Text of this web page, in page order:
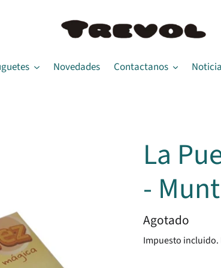
Novedades Contactanos
La
-
Precio
habitual
Agotado
Impuesto incluido.